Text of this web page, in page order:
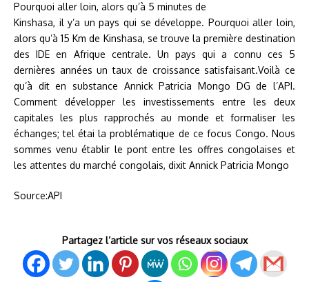
Pourquoi aller loin, alors qu’à 5 minutes de
Kinshasa, il y’a un pays qui se développe. Pourquoi aller loin,
alors qu’à 15 Km de Kinshasa, se trouve la première destination
des IDE en Afrique centrale. Un pays qui a connu ces 5
dernières années un taux de croissance satisfaisant.Voilà ce
qu’à dit en substance Annick Patricia Mongo DG de l’API.
Comment développer les investissements entre les deux
capitales les plus rapprochés au monde et formaliser les
échanges; tel étai la problématique de ce focus Congo. Nous
sommes venu établir le pont entre les offres congolaises et
les attentes du marché congolais, dixit Annick Patricia Mongo
Source:API
Partagez l’article sur vos réseaux sociaux